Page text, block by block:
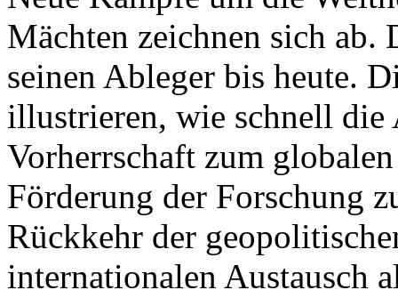
Mächten zeichnen sich
seinen Ableger bis heute.
illustrieren, wie schnell die
Vorherrschaft zum
Förderung der Forschung
Rückkehr der
internationalen Austausch